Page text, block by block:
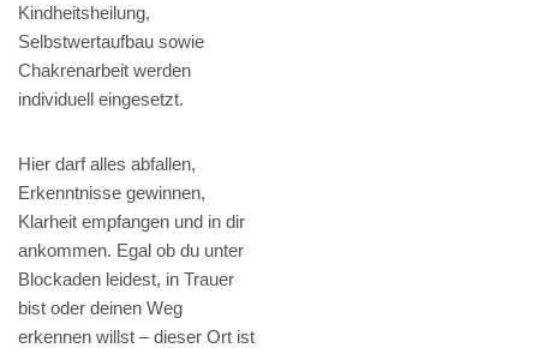
Kindheitsheilung,
Selbstwertaufbau sowie
Chakrenarbeit werden
individuell eingesetzt.
Hier darf alles abfallen,
Erkenntnisse gewinnen,
Klarheit empfangen und in dir
ankommen. Egal ob du unter
Blockaden leidest, in Trauer
bist oder deinen Weg
erkennen willst – dieser Ort ist